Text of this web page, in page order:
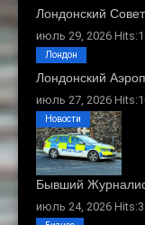
Лондонский
июль 29, 2026
Лондонский
июль 27, 2026
Лондон
Бывший
июль 24, 2026
Новости